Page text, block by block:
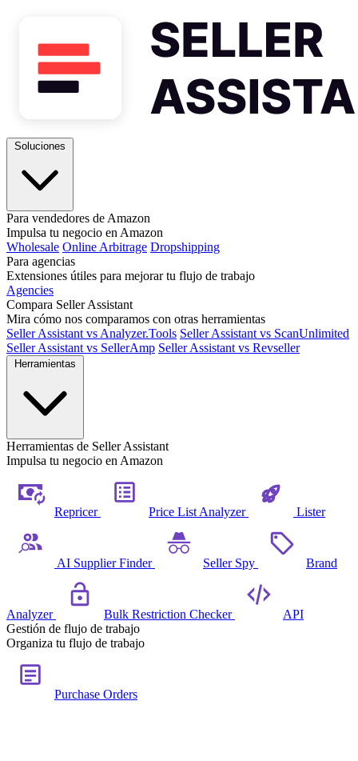
Para vendedores de Amazon
Impulsa tu negocio en Amazon
Wholesale Online Arbitrage Dropshipping
Para agencias
Extensiones útiles para mejorar tu flujo de trabajo
Agencies
Compara Seller Assistant
Mira cómo nos comparamos con otras herramientas
Seller Assistant vs Analyzer.Tools Seller Assistant vs ScanUnlimited
Seller Assistant vs SellerAmp Seller Assistant vs Revseller
Herramientas de Seller Assistant
Impulsa tu negocio en Amazon
Repricer Price List Analyzer Lister
AI Supplier Finder Seller Spy Brand
Analyzer Bulk Restriction Checker
API
Gestión de flujo de trabajo
Organiza tu flujo de trabajo
Purchase Orders